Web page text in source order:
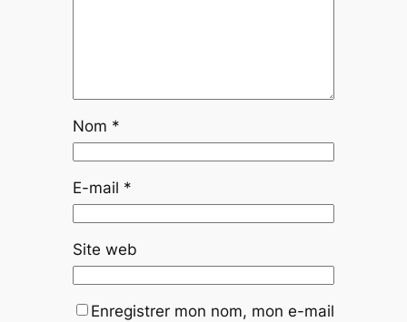
Nom *
E-mail *
Site web
Enregistrer mon nom, mon e-mail